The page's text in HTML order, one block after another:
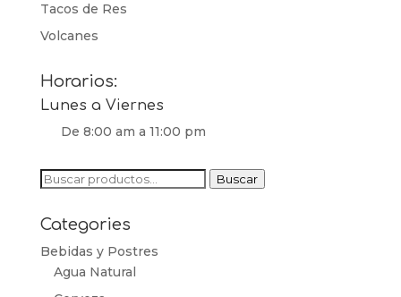
Tacos de Res
Volcanes
Horarios:
Lunes a Viernes
De 8:00 am a 11:00 pm
Buscar
Buscar
Categories
Bebidas y Postres
Agua Natural